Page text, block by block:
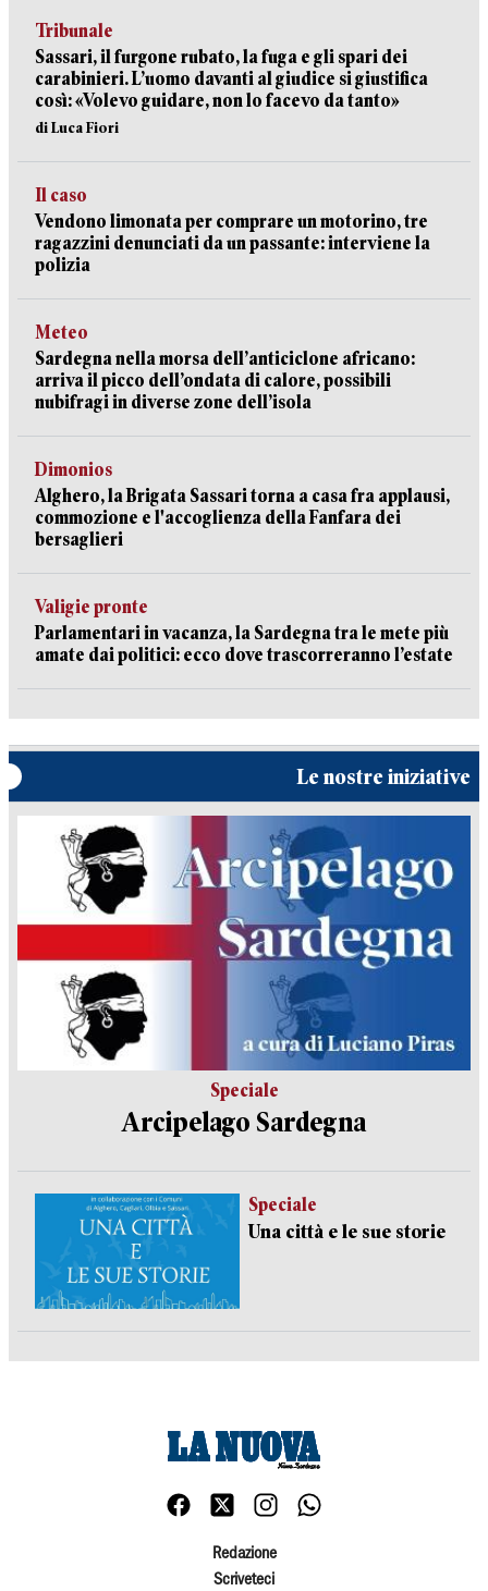
Tribunale
Sassari, il furgone rubato, la fuga e gli spari dei
carabinieri. L’uomo davanti al giudice si giustifica
così: «Volevo guidare, non lo facevo da tanto»
di Luca Fiori
Il caso
Vendono limonata per comprare un motorino, tre
ragazzini denunciati da un passante: interviene la
polizia
Meteo
Sardegna nella morsa dell’anticiclone africano:
arriva il picco dell’ondata di calore, possibili
nubifragi in diverse zone dell’isola
Dimonios
Alghero, la Brigata Sassari torna a casa fra applausi,
commozione e l'accoglienza della Fanfara dei
bersaglieri
Valigie pronte
Parlamentari in vacanza, la Sardegna tra le mete più
amate dai politici: ecco dove trascorreranno l’estate
Le nostre iniziative
Speciale
Arcipelago Sardegna
Speciale
Una città e le sue storie
Redazione
Scriveteci